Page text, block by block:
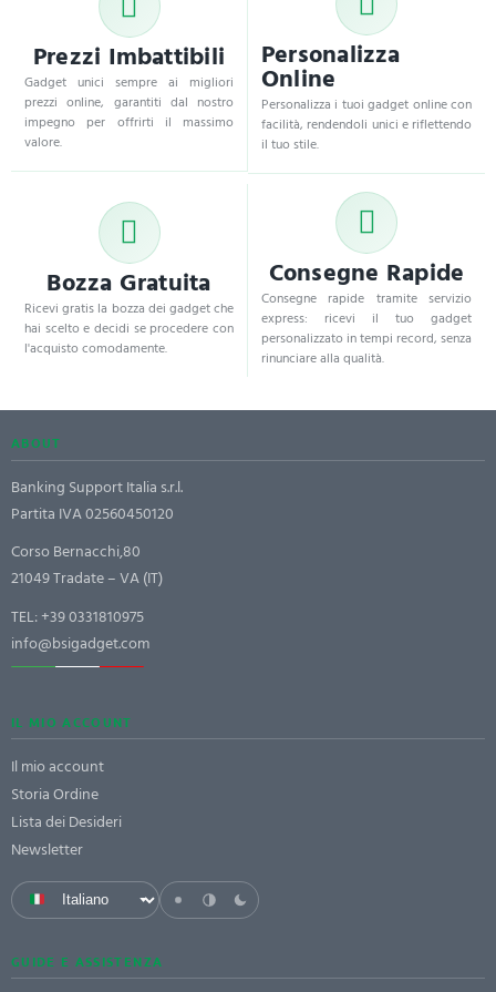
Prezzi Imbattibili
Gadget unici sempre ai migliori
prezzi online, garantiti dal nostro
impegno per offrirti il massimo
valore.
Personalizza
Online
Personalizza i tuoi gadget online con
facilità, rendendoli unici e riflettendo
il tuo stile.
Bozza Gratuita
Ricevi gratis la bozza dei gadget che
hai scelto e decidi se procedere con
l'acquisto comodamente.
Consegne Rapide
Consegne rapide tramite servizio
express: ricevi il tuo gadget
personalizzato in tempi record, senza
rinunciare alla qualità.
ABOUT
Banking Support Italia s.r.l.
Partita IVA 02560450120
Corso Bernacchi,80
21049 Tradate – VA (IT)
TEL:+39 0331810975
info@bsigadget.com
IL MIO ACCOUNT
Il mio account
Storia Ordine
Lista dei Desideri
Newsletter
GUIDE E ASSISTENZA